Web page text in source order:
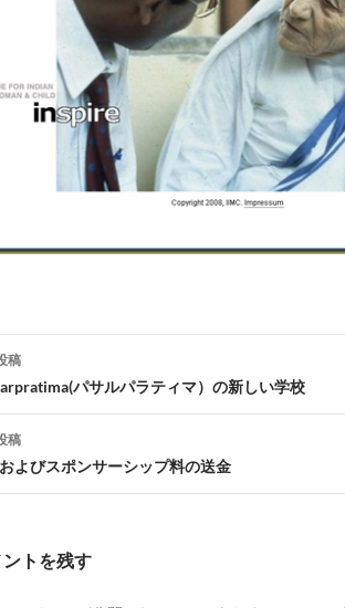
稿
パサルパラティマ）の新しい学校
稿
よびスポンサーシップ料の送金
ントを残す